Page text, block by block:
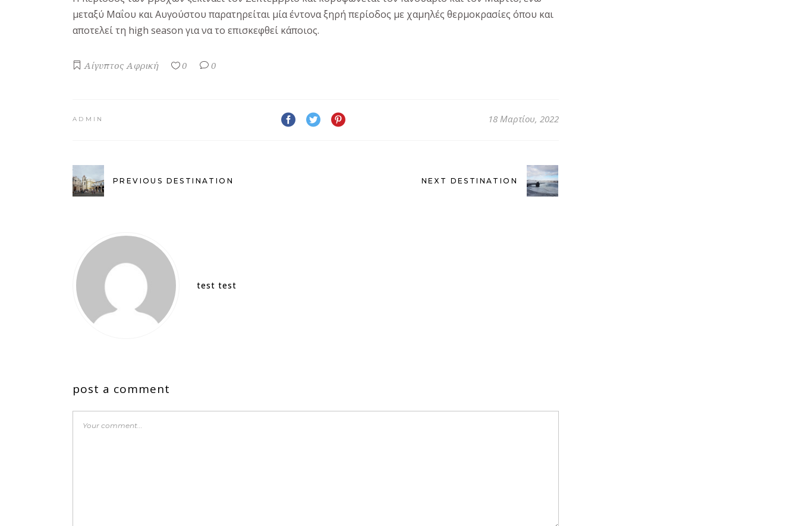
μεταξύ Μαΐου και Αυγούστου παρατηρείται μία έντονα ξηρή περίοδος με χαμηλές θερμοκρασίες όπου και
αποτελεί τη high season για να το επισκεφθεί κάποιος.
Αίγυπτος Αφρική 0 0
ADMIN 18 Μαρτίου, 2022
PREVIOUS DESTINATION NEXT DESTINATION
test test
post a comment